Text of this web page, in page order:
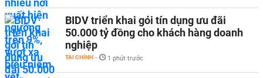
BIDV triển khai gói tín dụng ưu đãi
50.000 tỷ đồng cho khách hàng doanh
nghiệp
TÀI CHÍNH - 1 phút trước